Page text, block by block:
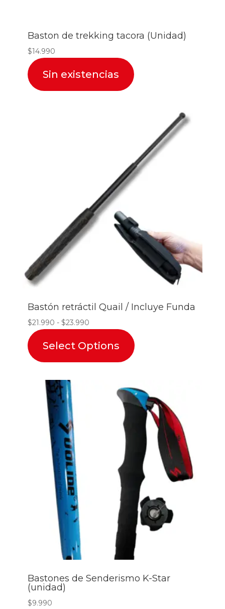
Baston de trekking tacora (Unidad)
$14.990
Sin existencias
Bastón retráctil Quail / Incluye Funda
$21.990 - $23.990Rango
precios:
desde
Select Options
Bastones de Senderismo K-Star
(unidad)
$9.990